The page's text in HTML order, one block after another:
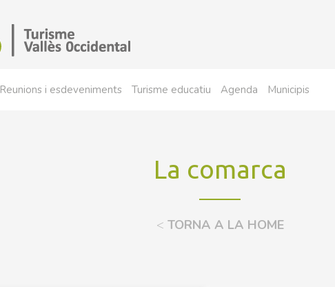
Reunions i esdeveniments Turisme educatiu Agenda Municipis
La comarca
< TORNA A LA HOME